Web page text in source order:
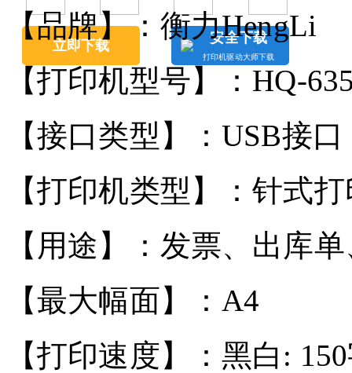
立即下载 安全下载
打印机驱动大师下载
【品牌】：衡力HengLi
【打印机型号】：HQ-
【接口类型】：USB接口
【打印机类型】：针式
【用途】：发票、出库
【最大幅面】：A4
【打印速度】：黑白: